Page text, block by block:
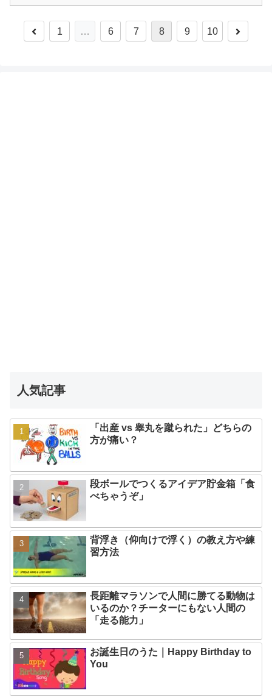
1 … 6 7 8 9 10
人気記事
「出産 vs 睾丸を蹴られた」どちらの
方が痛い？
段ボールでつくるアイデア貯金箱「食
べちゃうぞ」
背浮き（仰向けで浮く）の教え方や練
習方法
長距離マラソンで人間に勝てる動物は
いるのか？チーターにもない人間の
「走る能力」
お誕生日のうた｜Happy Birthday to
You